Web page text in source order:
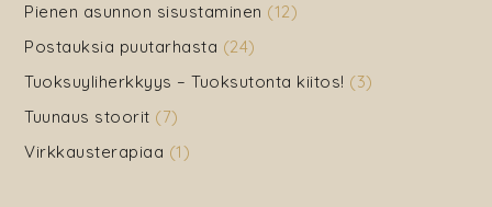
Pienen asunnon sisustaminen (12)
Postauksia puutarhasta (24)
Tuoksuyliherkkyys – Tuoksutonta kiitos! (3)
Tuunaus stoorit (7)
Virkkausterapiaa (1)